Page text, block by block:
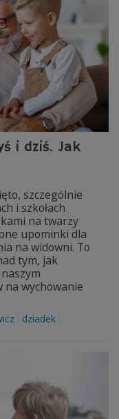
i dziś. Jak
szczególnie
i szkołach
na twarzy
upominki dla
na widowni. To
tym, jak
na wychowanie
dziadek